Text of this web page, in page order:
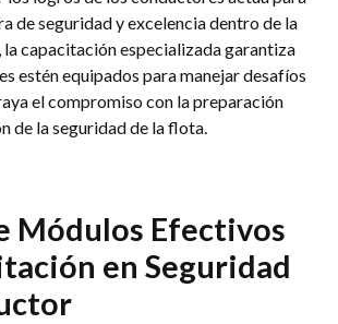
de seguridad y excelencia dentro de la
la capacitación especializada garantiza
estén equipados para manejar desafíos
el compromiso con la preparación
de la seguridad de la flota.
Módulos Efectivos
en Seguridad